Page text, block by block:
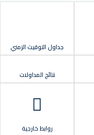
جداول التوقيت الزمني
نتائج المداولات
روابط خارجية